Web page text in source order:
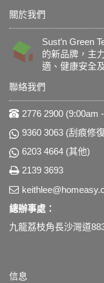
關於我們
Sust’n Green
的新品牌，主
適、健康安全
聯絡我們
2776 2900 (9:00am
9360 3063 (刮痕修
6203 4664 (其他)
2139 3693
總辦事處：
九龍荔枝角長沙灣道
信息